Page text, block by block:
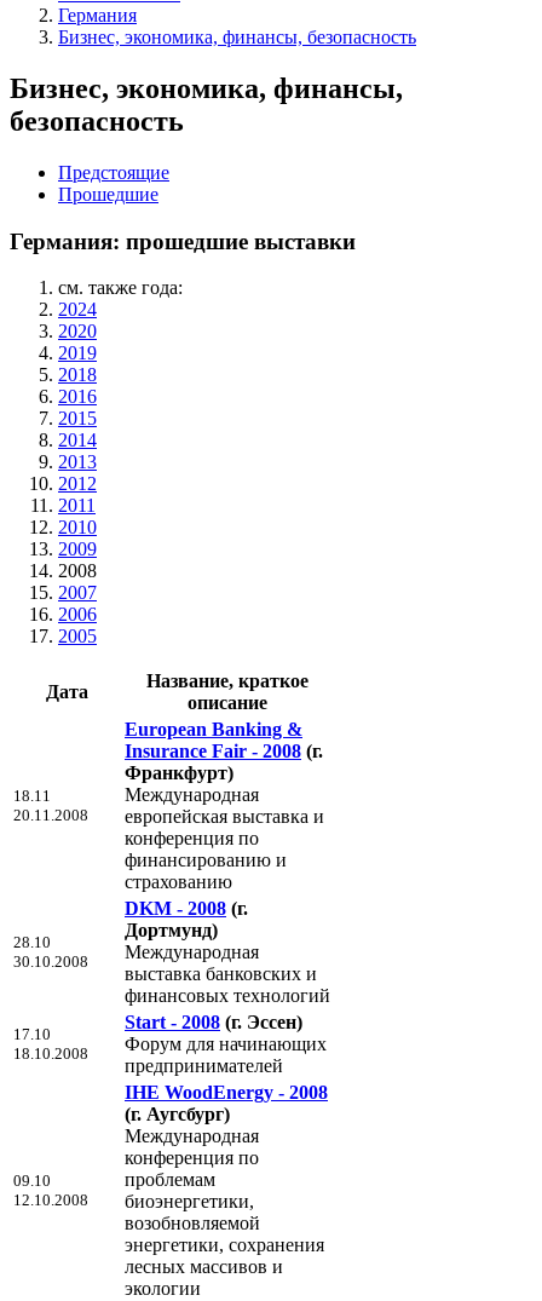
Германия
Бизнес, экономика, финансы, безопасность
Бизнес, экономика, финансы,
безопасность
Предстоящие
Прошедшие
Германия: прошедшие выставки
см. также года:
2024
2020
2019
2018
2016
2015
2014
2013
2012
2011
2010
2009
2008
2007
2006
2005
Дата
Название, краткое
описание
18.11
20.11.2008
European Banking &
Insurance Fair - 2008 (г.
Франкфурт)
Международная
европейская выставка и
конференция по
финансированию и
страхованию
28.10
30.10.2008
DKM - 2008 (г.
Дортмунд)
Международная
выставка банковских и
финансовых технологий
17.10
18.10.2008
Start - 2008 (г. Эссен)
Форум для начинающих
предпринимателей
09.10
12.10.2008
IHE WoodEnergy - 2008
(г. Аугсбург)
Международная
конференция по
проблемам
биоэнергетики,
возобновляемой
энергетики, сохранения
лесных массивов и
экологии